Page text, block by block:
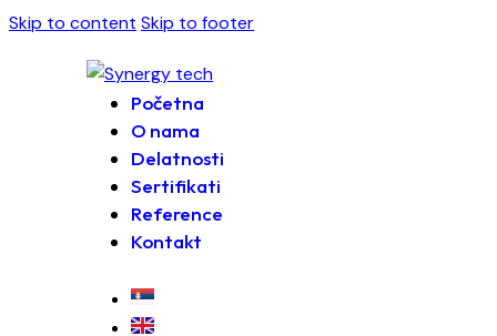
Skip to content Skip to footer
Početna
O nama
Delatnosti
Sertifikati
Reference
Kontakt